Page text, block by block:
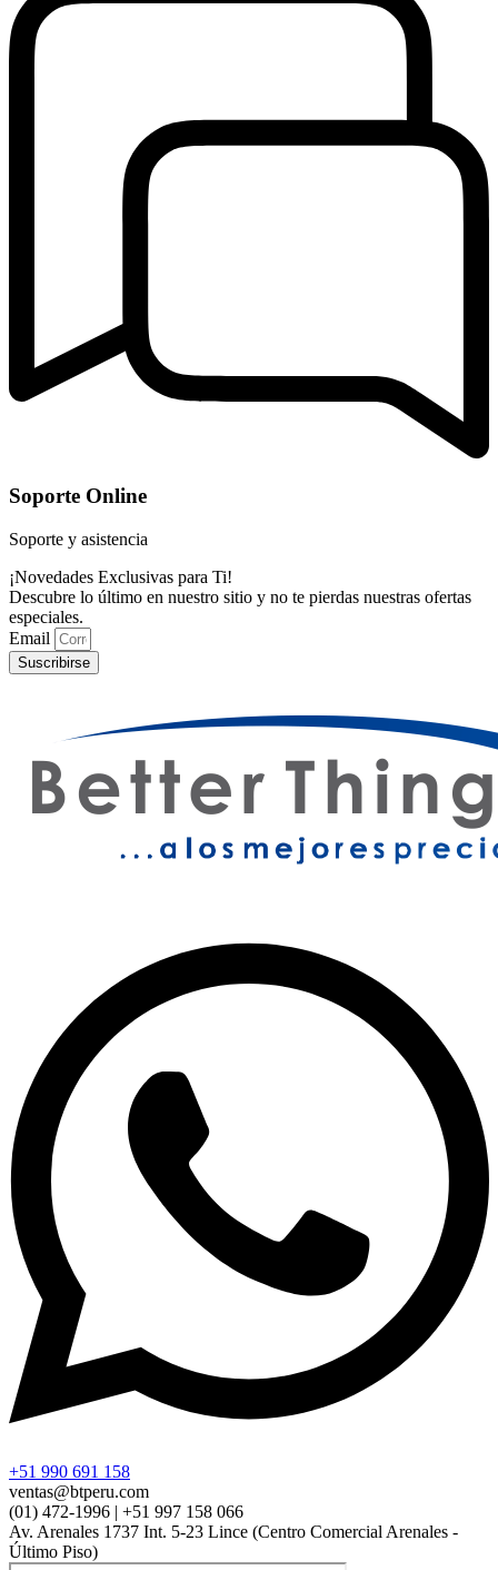
Soporte Online
Soporte y asistencia
¡Novedades Exclusivas para Ti!
Descubre lo último en nuestro sitio y no te pierdas nuestras ofertas
especiales.
Email
Suscribirse
+51 990 691 158
ventas@btperu.com
(01) 472-1996 | +51 997 158 066
Av. Arenales 1737 Int. 5-23 Lince (Centro Comercial Arenales -
Último Piso)